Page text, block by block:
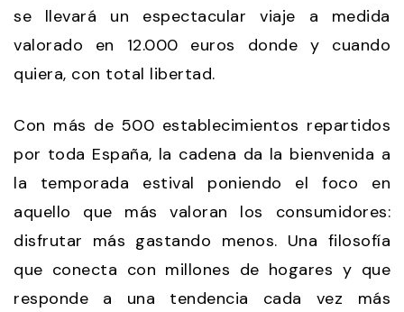
se llevará un espectacular viaje a medida
valorado en 12.000 euros donde y cuando
quiera, con total libertad.
Con más de 500 establecimientos repartidos
por toda España, la cadena da la bienvenida a
la temporada estival poniendo el foco en
aquello que más valoran los consumidores:
disfrutar más gastando menos. Una filosofía
que conecta con millones de hogares y que
responde a una tendencia cada vez más